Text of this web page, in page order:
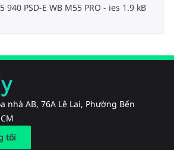
940 PSD-E WB M55 PRO ies 1.9 kB
nhà AB, 76A Lê Lai, Phường Bến
tôi